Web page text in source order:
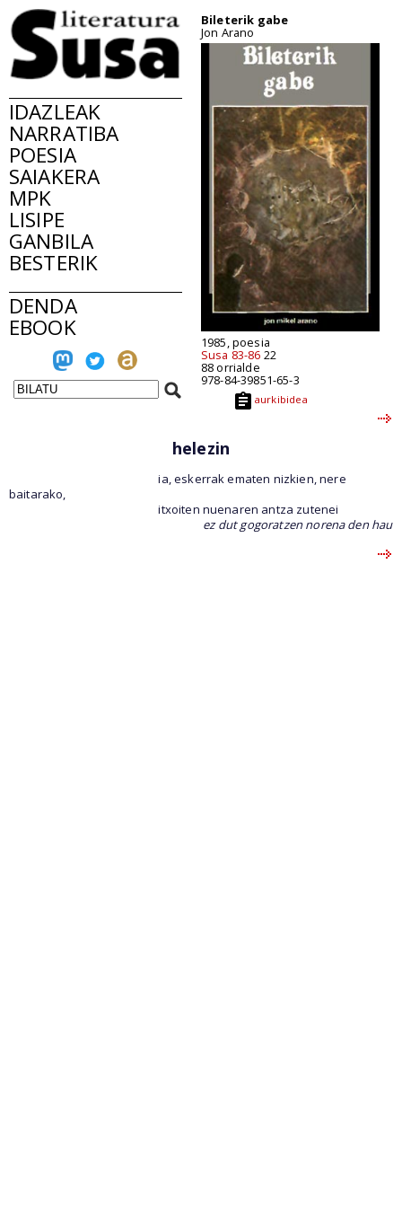
IDAZLEAK
NARRATIBA
POESIA
SAIAKERA
MPK
LISIPE
GANBILA
BESTERIK
DENDA
EBOOK
Bileterik gabe
Jon Arano
1985, poesia
Susa 83-86 22
88 orrialde
978-84-39851-65-3
aurkibidea
helezin
ia, eskerrak ematen nizkien, nere
baitarako,
itxoiten nuenaren antza zutenei
ez dut gogoratzen norena den hau